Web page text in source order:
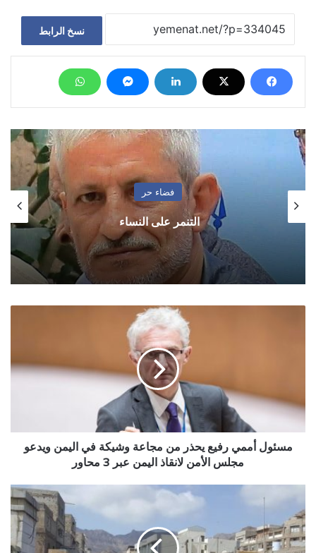
نسخ الرابط
فضاء حر
التنمر على النساء
وشيكة
في
اليمن
ويدعو
عبر
3
محاور
مسئول أممي رفيع يحذر من مجاعة وشيكة في اليمن ويدعو
مجلس الأمن لانقاذ اليمن عبر 3 محاور
عدن
تهتف:
لا